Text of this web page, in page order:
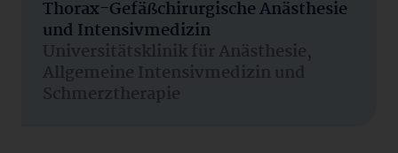
Thorax-Gefäßchirurgische Anästhesie
und Intensivmedizin
Universitätsklinik für Anästhesie,
Allgemeine Intensivmedizin und
Schmerztherapie